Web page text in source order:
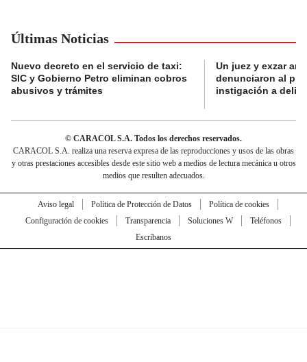
Últimas Noticias
Nuevo decreto en el servicio de taxi:
SIC y Gobierno Petro eliminan cobros
abusivos y trámites
Un juez y exzar
denunciaron al
instigación a
© CARACOL S.A. Todos los derechos reservados.
CARACOL S.A. realiza una reserva expresa de las reproducciones y usos de las obras
y otras prestaciones accesibles desde este sitio web a medios de lectura mecánica u otros
medios que resulten adecuados.
Aviso legal Política de Protección de Datos
Política de cookies
Configuración de cookies
Transparencia Soluciones W
Teléfonos
Escríbanos